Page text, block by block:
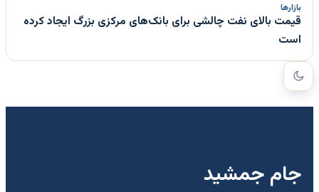
بازارها
قیمت بالای نفت چالشی برای بانک‌های مرکزی بزرگ ایجاد کرده
است
جام جمشید